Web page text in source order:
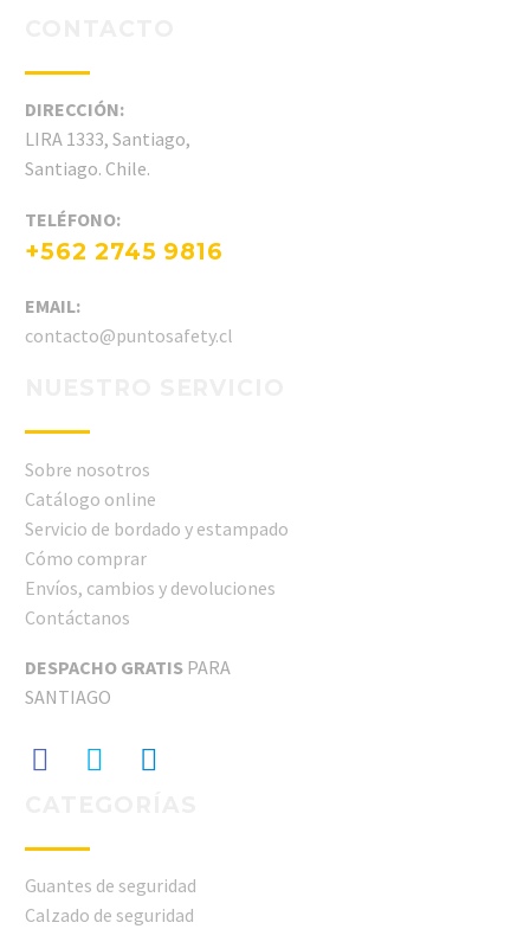
DIRECCIÓN:
LIRA 1333, Santiago,
Santiago. Chile.
TELÉFONO:
+562 2745 9816
EMAIL:
contacto@puntosafety.cl
Sobre nosotros
Catálogo online
Servicio de bordado y estampado
Cómo comprar
Envíos, cambios y devoluciones
Contáctanos
DESPACHO GRATIS PARA
SANTIAGO
Guantes de seguridad
Calzado de seguridad